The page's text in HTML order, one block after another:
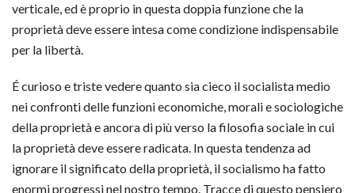
verticale, ed è proprio in questa doppia funzione che la
proprietà deve essere intesa come condizione indispensabile
per la libertà.
É curioso e triste vedere quanto sia cieco il socialista medio
nei confronti delle funzioni economiche, morali e sociologiche
della proprietà e ancora di più verso la filosofia sociale in cui
la proprietà deve essere radicata. In questa tendenza ad
ignorare il significato della proprietà, il socialismo ha fatto
enormi progressi nel nostro tempo. Tracce di questo pensiero